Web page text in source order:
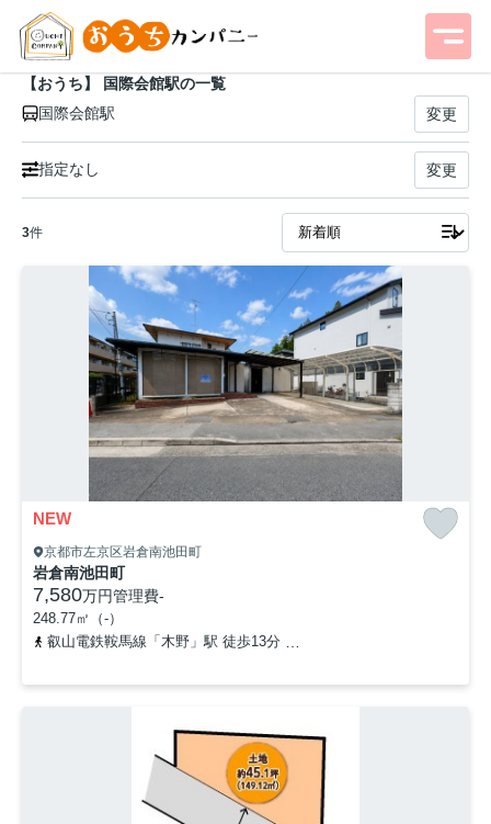
【おうち】 国際会館駅の一覧
国際会館駅
変更
指定なし 変更
3件
NEW
京都市左京区岩倉南池田町
岩倉南池田町
7,580万円管理費-
248.77㎡（-）
叡山電鉄鞍馬線「木野」駅 徒歩13分